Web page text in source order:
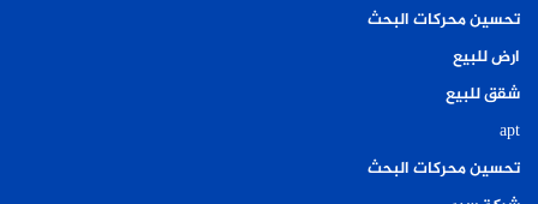
تحسين محركات البحث
ارض للبيع
شقق للبيع
apt
تحسين محركات البحث